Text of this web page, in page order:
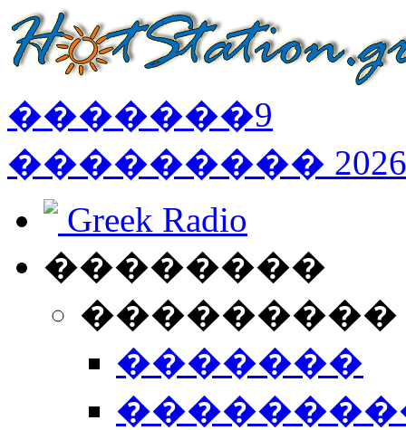
�������9
��������� 2026
Greek Radio
��������
�������